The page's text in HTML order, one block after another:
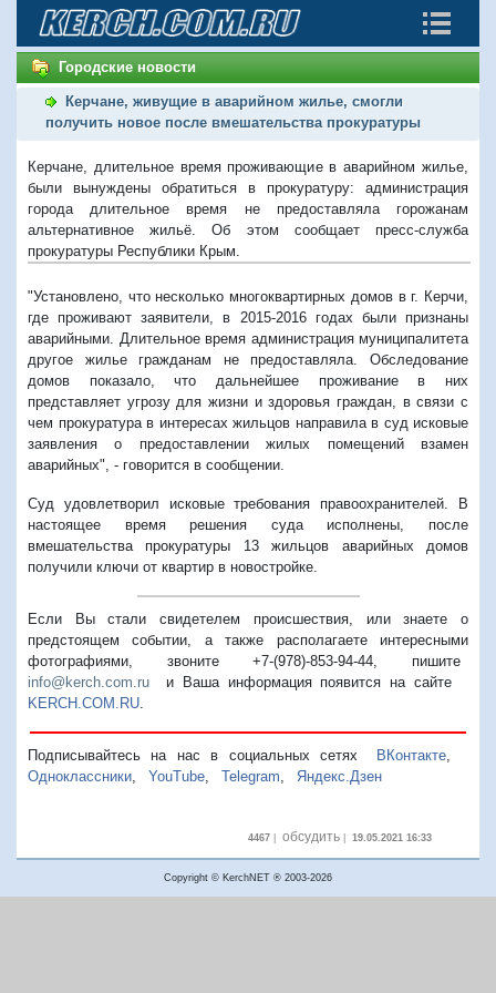
Городские новости
Керчане, живущие в аварийном жилье, смогли
получить новое после вмешательства прокуратуры
Керчане, длительное время проживающие в аварийном жилье,
были вынуждены обратиться в прокуратуру: администрация
города длительное время не предоставляла горожанам
альтернативное жильё. Об этом сообщает пресс-служба
прокуратуры Республики Крым.
"Установлено, что несколько многоквартирных домов в г. Керчи,
где проживают заявители, в 2015-2016 годах были признаны
аварийными. Длительное время администрация муниципалитета
другое жилье гражданам не предоставляла. Обследование
домов показало, что дальнейшее проживание в них
представляет угрозу для жизни и здоровья граждан, в связи с
чем прокуратура в интересах жильцов направила в суд исковые
заявления о предоставлении жилых помещений взамен
аварийных", - говорится в сообщении.
Суд удовлетворил исковые требования правоохранителей. В
настоящее время решения суда исполнены, после
вмешательства прокуратуры 13 жильцов аварийных домов
получили ключи от квартир в новостройке.
Если Вы стали свидетелем происшествия, или знаете о
предстоящем событии, а также располагаете интересными
фотографиями, звоните +7-(978)-853-94-44, пишите
info@kerch.com.ru и Ваша информация появится на сайте
KERCH.COM.RU
Подписывайтесь на нас в социальных сетях ВКонтакте,
Одноклассники
YouTube Telegram Яндекс.Дзен
4467| обсудить| 19.05.2021 16:33
Copyright © KerchNET ® 2003-2026